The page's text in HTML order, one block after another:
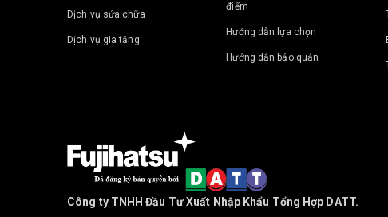
Dịch vụ sửa chữa
Dịch vụ gia tăng
điểm
Hướng dẫn lựa chọn
Hướng dẫn bảo quản
Công ty TNHH Đầu Tư Xuất Nhập Khẩu Tổng Hợp DATT.